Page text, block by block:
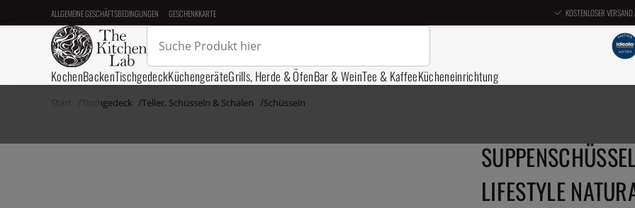
ALLGEMEINE GESCHÄFTSBEDINGUNGEN GESCHENKKARTE KOSTENLOSER
KochenBackenTischgedeckKüchengeräteGrills, Herde & ÖfenBar & WeinTee & KaffeeKücheneinrichtung
Start Tischgedeck Teller, Schüsseln & Schalen Schüsseln
LIFESTYLE